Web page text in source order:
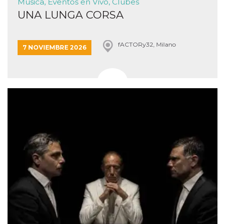
UNA LUNGA CORSA
7 NOVIEMBRE 2026 fACTORy32, Milano